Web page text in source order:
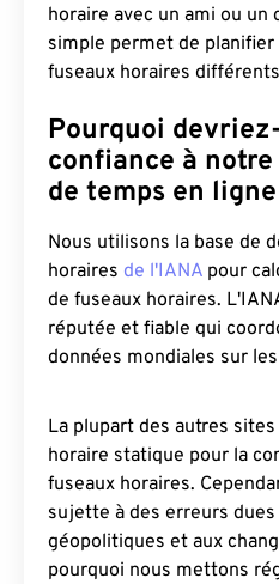
horaire avec un ami ou un
simple permet de
fuseaux horaires
Pourquoi
confiance à
de temps en
Nous utilisons la base de
horaires de l'IANA pour
de fuseaux horaires.
réputée et fiable qui
données mondiales sur
La plupart des autres
horaire statique pour la
fuseaux horaires.
sujette à des erreurs
géopolitiques et aux
pourquoi nous mettons